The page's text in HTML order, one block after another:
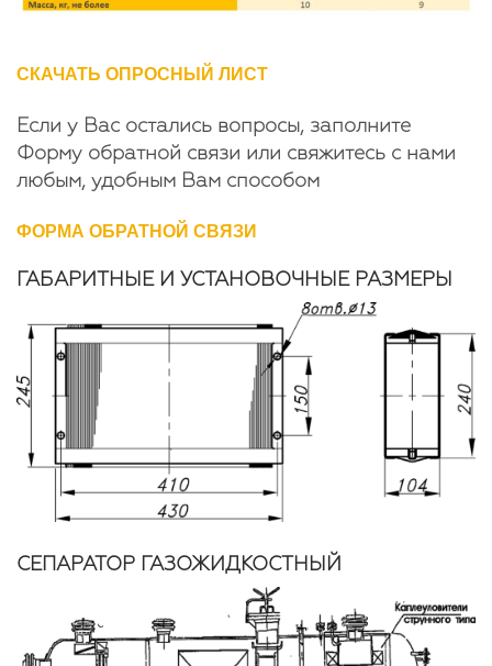
СКАЧАТЬ ОПРОСНЫЙ ЛИСТ
Если у Вас остались вопросы, заполните
Форму обратной связи или свяжитесь с нами
любым, удобным Вам способом
ФОРМА ОБРАТНОЙ СВЯЗИ
ГАБАРИТНЫЕ И УСТАНОВОЧНЫЕ РАЗМЕРЫ
СЕПАРАТОР ГАЗОЖИДКОСТНЫЙ